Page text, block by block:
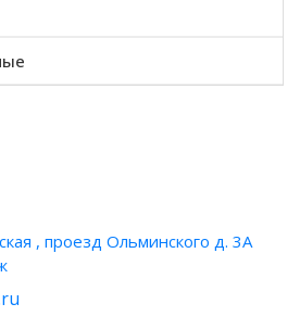
, проезд Ольминского д. 3А